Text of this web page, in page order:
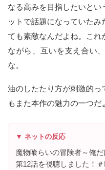
なる高みを目指したいと
ットで話題になっていたみ
ても素敵なんだよね。こ
ながら、互いを支え合い
な。
油のしたたり方が刺激的
もまた本作の魅力の一つだ
▼ ネットの反応
魔物喰らいの冒険者～俺
第12話を視聴しました！